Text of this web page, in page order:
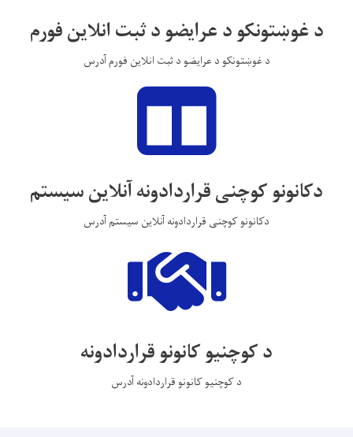
د غوښتونکو د عرایضو د ثبت انلاین فورم
د غوښتونکو د عرایضو د ثبت انلاین فورم آدرس
دکانونو کوچنی قراردادونه آنلاین سیستم
دکانونو کوچنی قراردادونه آنلاین سیستم آدرس
د کوچنیو کانونو قراردادونه
د کوچنیو کانونو قراردادونه آدرس